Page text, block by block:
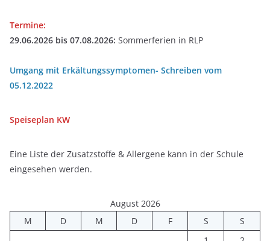
Termine:
29.06.2026 bis 07.08.2026: Sommerferien in RLP
Umgang mit Erkältungssymptomen- Schreiben vom
05.12.2022
Speiseplan KW
Eine Liste der Zusatzstoffe & Allergene kann in der Schule
eingesehen werden.
August 2026
M
D M D F S
S